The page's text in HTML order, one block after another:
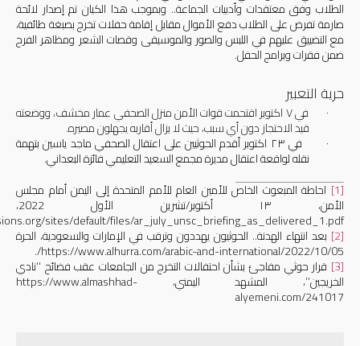
الطلاب وفق معتقدات وأدبيات الجماعة.. وبموجب هذا الكيان تم إصدار لائحة
صارمة تفرض على الطلاب دفع الأموال مقابل إقامة حفلات تخرج بصبغة طائفية،
مع التضييق عليهم في اللبس والصور والموسيقى وقصات الشعر ومظاهر الفرح
ضمن فقرات وبرامج الحفل.
حرية التعبير
· في ٧ اكتوبر اقتحمت قوات الأمن منزل الصحفي عمار مخشف، ووضعته
قيد الاحتجاز دون أي سبب، حيث لا يزال أقاربه يجهلون مصيره.
· في ٢٣ اكتوبر أقدم الحوثيين على اعتقال الصحفي ماجد ياسين بتهمة
نقله لواقعة اعتقال مديرة مجمع السعيد التعليمي فائزة البعداني.
[1] احاطة المبعوث الخاص للأمين العام للأمم المتحدة إلى اليمن أمام مجلس
الأمن، أكتوبر/تشرين الأول 2022 ،
sites/default/files/ar_july_unsc_briefing_as_delivered_1.pdf
[2] بعد انتهاء الهدنة.. الحوثيون يهددون وترقب في الإمارات والسعودية، الحرة
https://www.alhurra.com/arabic-and-international/2022/10/05
/.
[3] قرار حوثي مفاجئ بشأن احتفالات التخرج من الجامعات عقب فضائح ‘‘نادي
الخريجين’’، المشهد اليمني، https://www.almashhad-
alyemeni.com/241017